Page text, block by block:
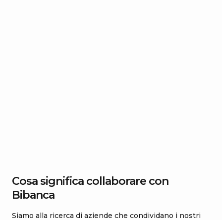
Cosa significa collaborare con
Bibanca
Siamo alla ricerca di aziende che condividano i nostri